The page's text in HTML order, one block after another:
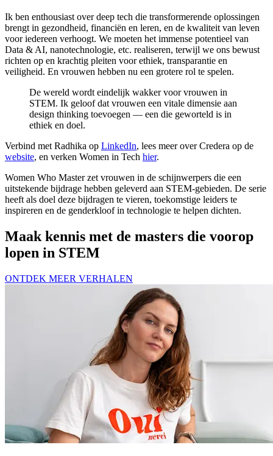
Ik ben enthousiast over deep tech die transformerende oplossingen
brengt in gezondheid, financiën en leren, en de kwaliteit van leven
voor iedereen verhoogt. We moeten het immense potentieel van
Data & AI, nanotechnologie, etc. realiseren, terwijl we ons bewust
richten op en krachtig pleiten voor ethiek, transparantie en
veiligheid. En vrouwen hebben nu een grotere rol te spelen.
De wereld wordt eindelijk wakker voor vrouwen in
STEM. Ik geloof dat vrouwen een vitale dimensie aan
design thinking toevoegen — een die geworteld is in
ethiek en doel.
Verbind met Radhika op LinkedIn, lees meer over Credera op de
website, en verken Women in Tech hier.
Women Who Master zet vrouwen in de schijnwerpers die een
uitstekende bijdrage hebben geleverd aan STEM-gebieden. De serie
heeft als doel deze bijdragen te vieren, toekomstige leiders te
inspireren en de genderkloof in technologie te helpen dichten.
Maak kennis met de masters die voorop
lopen in STEM
ONTDEK MEER VERHALEN